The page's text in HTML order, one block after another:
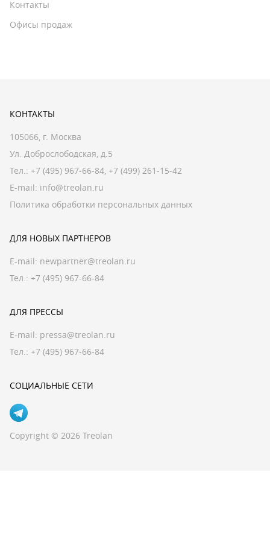
Контакты
Офисы продаж
КОНТАКТЫ
105066, г. Москва
Ул. Доброслободская, д.5
Тел.: +7 (495) 967-66-84, +7 (499) 261-15-42
E-mail: info@treolan.ru
Политика обработки персональных данных
ДЛЯ НОВЫХ ПАРТНЕРОВ
E-mail: newpartner@treolan.ru
Тел.: +7 (495) 967-66-84
ДЛЯ ПРЕССЫ
E-mail: pressa@treolan.ru
Тел.: +7 (495) 967-66-84
СОЦИАЛЬНЫЕ СЕТИ
Copyright © 2026 Treolan